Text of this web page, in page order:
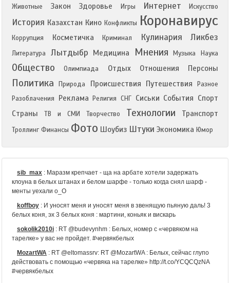
Животные
Закон Здоровье Игры Интернет Искусство
История Казахстан Кино Конфликты Коронавирус
Коррупция Косметичка Криминал Кулинария Ликбез
Литература Лытдыбр Медицина Мнения Музыка Наука
Общество Олимпиада Отдых Отношения Персоны
Политика Природа Происшествия Путешествия
Разное
Разоблачения
Реклама Религия СНГ Сиськи События Спорт
Страны
ТВ и СМИ Творчество Технологии Транспорт
Троллинг Финансы Фото Шоубиз Штуки Экономика Юмор
sib_max : Маразм крепчает - ща на арбате хотели задержать
клоуна в белых штанах и белом шарфе - только когда снял шарф -
менты уехали о_О
koffboy : И уносят меня и уносят меня в звенящую пьяную даль! 3
белых коня, эх 3 белых коня : мартини, коньяк и вискарь
sokolik2010i : RT @budevynhm : Белых, номер с «червяком на
тарелке» у вас не пройдет. #червякбелых
MozartWA : RT @eltomassrv: RT @MozartWA : Белых, сейчас глупо
действовать с помощью «червяка на тарелке» http://t.co/YCQCQzNA
#червякбелых